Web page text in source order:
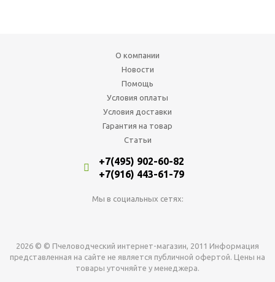
О компании
Новости
Помощь
Условия оплаты
Условия доставки
Гарантия на товар
Статьи
+7(495) 902-60-82
+7(916) 443-61-79
Мы в социальных сетях:
2026 © © Пчеловодческий интернет-магазин, 2011 Информация
представленная на сайте не является публичной офертой. Цены на
товары уточняйте у менеджера.